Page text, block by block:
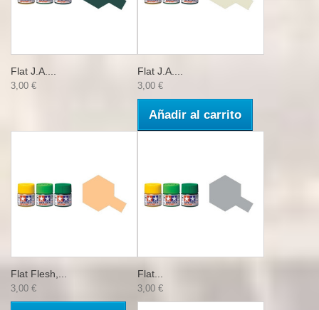
Flat J.A....
3,00 €
Flat J.A....
3,00 €
Añadir al carrito
Flat Flesh,...
3,00 €
Flat...
3,00 €